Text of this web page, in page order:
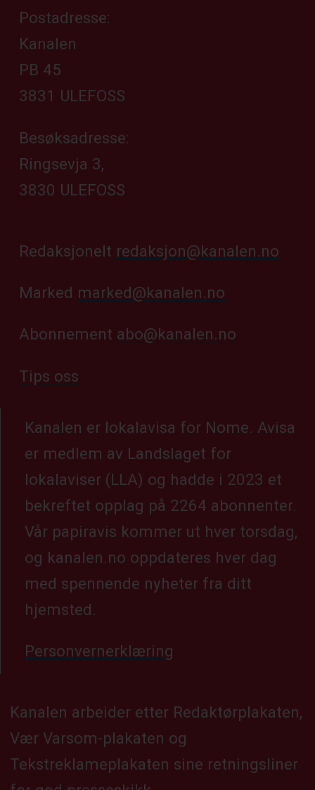
Postadresse:
Kanalen
PB 45
3831 ULEFOSS
Besøksadresse:
Ringsevja 3,
3830 ULEFOSS
Redaksjonelt redaksjon@kanalen.no
Marked marked@kanalen.no
Abonnement abo@kanalen.no
Tips oss
Kanalen er lokalavisa for Nome. Avisa
er medlem av Landslaget for
lokalaviser (LLA) og hadde i 2023 et
bekreftet opplag på 2264 abonnenter.
Vår papiravis kommer ut hver torsdag,
og kanalen.no oppdateres hver dag
med spennende nyheter fra ditt
hjemsted.
Personvernerklæring
Kanalen arbeider etter Redaktørplakaten,
Vær Varsom-plakaten og
Tekstreklameplakaten sine retningsliner